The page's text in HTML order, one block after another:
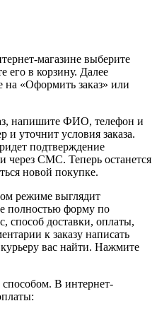
магазине выберите
его в корзину. Далее
«Оформить заказ» или
напишите ФИО, телефон и
и уточнит условия заказа.
подтверждение
через СМС. Теперь останется
новой покупке.
режиме выглядит
полностью форму по
способ доставки, оплаты,
к заказу написать
вас найти. Нажмите
В интернет-